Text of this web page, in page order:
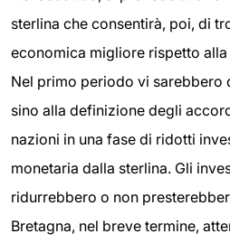
sterlina che consentirà, poi, di
economica migliore rispetto
Nel primo periodo vi
sino alla definizione degli
nazioni in una fase di ridotti
monetaria dalla sterlina. Gli
ridurrebbero o non
Bretagna, nel breve termine,